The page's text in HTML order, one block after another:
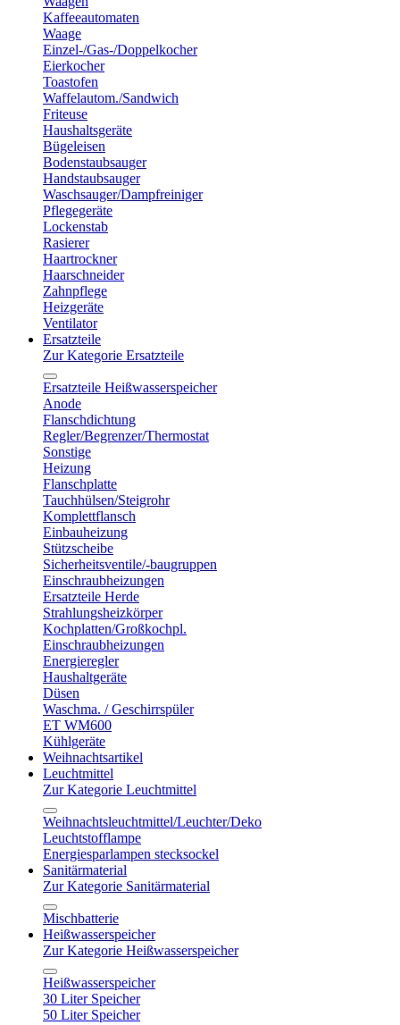
Kaffeeautomaten
Waage
Einzel-/Gas-/Doppelkocher
Eierkocher
Toastofen
Waffelautom./Sandwich
Friteuse
Haushaltsgeräte
Bügeleisen
Bodenstaubsauger
Handstaubsauger
Waschsauger/Dampfreiniger
Pflegegeräte
Lockenstab
Rasierer
Haartrockner
Haarschneider
Zahnpflege
Heizgeräte
Ventilator
Ersatzteile
Zur Kategorie Ersatzteile
Ersatzteile Heißwasserspeicher
Anode
Flanschdichtung
Regler/Begrenzer/Thermostat
Sonstige
Heizung
Flanschplatte
Tauchhülsen/Steigrohr
Komplettflansch
Einbauheizung
Stützscheibe
Sicherheitsventile/-baugruppen
Einschraubheizungen
Ersatzteile Herde
Strahlungsheizkörper
Kochplatten/Großkochpl.
Einschraubheizungen
Energieregler
Haushaltgeräte
Düsen
Waschma. / Geschirrspüler
ET WM600
Kühlgeräte
Weihnachtsartikel
Leuchtmittel
Zur Kategorie Leuchtmittel
Weihnachtsleuchtmittel/Leuchter/Deko
Leuchtstofflampe
Energiesparlampen stecksockel
Sanitärmaterial
Zur Kategorie Sanitärmaterial
Mischbatterie
Heißwasserspeicher
Zur Kategorie Heißwasserspeicher
Heißwasserspeicher
30 Liter Speicher
50 Liter Speicher